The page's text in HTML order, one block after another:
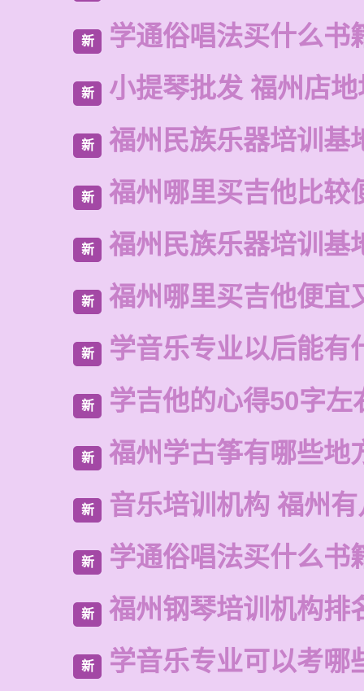
新 学通俗唱法买什么书
新 小提琴批发 福州店
新 福州民族乐器培训基
新 福州哪里买吉他比较
新 福州民族乐器培训基
新 福州哪里买吉他便宜
新 学音乐专业以后能有
新 学吉他的心得50字左
新 福州学古筝有哪些地
新 音乐培训机构 福州
新 学通俗唱法买什么书
新 福州钢琴培训机构排
新 学音乐专业可以考哪